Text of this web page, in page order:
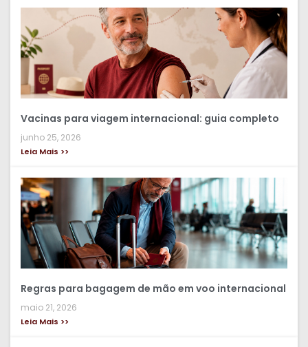
Vacinas para viagem internacional: guia completo
junho 25, 2026
Leia Mais >>
Regras para bagagem de mão em voo internacional
maio 21, 2026
Leia Mais >>